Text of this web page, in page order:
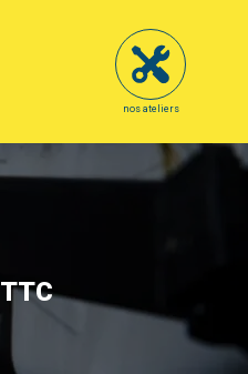
nos ateliers
TTC